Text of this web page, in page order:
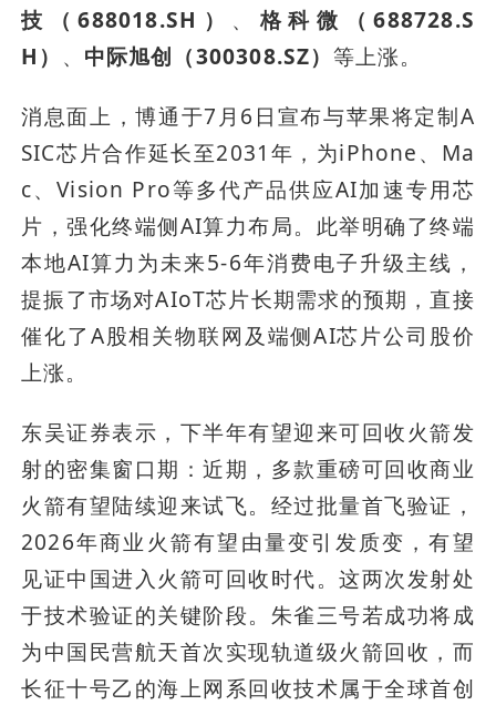
技（688018.SH） 、 格科微（688728.S
H） 、 中际旭创（300308.SZ） 等上涨。
消息面上，博通于7月6日宣布与苹果将定制A
SIC芯片合作延长至2031年，为iPhone、Ma
c、Vision Pro等多代产品供应AI加速专用芯
片，强化终端侧AI算力布局。此举明确了终端
本地AI算力为未来5-6年消费电子升级主线，
提振了市场对AIoT芯片长期需求的预期，直接
催化了A股相关物联网及端侧AI芯片公司股价
上涨。
东吴证券表示，下半年有望迎来可回收火箭发
射的密集窗口期：近期，多款重磅可回收商业
火箭有望陆续迎来试飞。经过批量首飞验证，
2026年商业火箭有望由量变引发质变，有望
见证中国进入火箭可回收时代。这两次发射处
于技术验证的关键阶段。朱雀三号若成功将成
为中国民营航天首次实现轨道级火箭回收，而
长征十号乙的海上网系回收技术属于全球首创